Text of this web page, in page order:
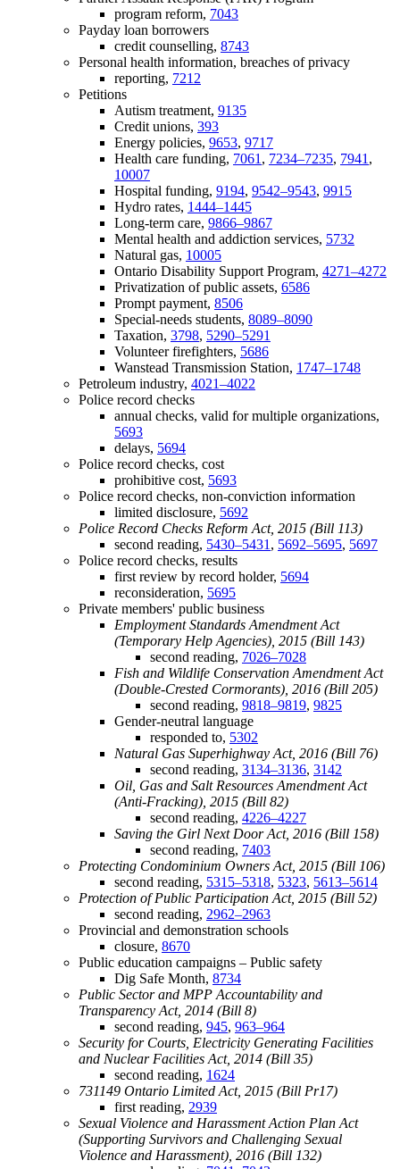
program reform, 7043
Payday loan borrowers
credit counselling, 8743
Personal health information, breaches of privacy
reporting, 7212
Petitions
Autism treatment, 9135
Credit unions, 393
Energy policies, 9653, 9717
Health care funding, 7061 , 7234–7235, 7941 ,
10007
Hospital funding, 9194, 9542–9543, 9915
Hydro rates, 1444–1445
Long-term care, 9866–9867
Mental health and addiction services, 5732
Natural gas, 10005
Ontario Disability Support Program, 4271–4272
Privatization of public assets, 6586
Prompt payment, 8506
Special-needs students, 8089–8090
Taxation, 3798, 5290–5291
Volunteer firefighters, 5686
Wanstead Transmission Station, 1747–1748
Petroleum industry, 4021–4022
Police record checks
annual checks, valid for multiple organizations,
5693
delays, 5694
Police record checks, cost
prohibitive cost, 5693
Police record checks, non-conviction information
limited disclosure, 5692
Police Record Checks Reform Act, 2015 (Bill 113)
second reading, 5430–5431 , 5692–5695, 5697
Police record checks, results
first review by record holder, 5694
reconsideration, 5695
Private members' public business
Employment Standards Amendment Act
(Temporary Help Agencies), 2015 (Bill 143)
second reading, 7026–7028
Fish and Wildlife Conservation Amendment Act
(Double-Crested Cormorants), 2016 (Bill 205)
second reading, 9818–9819, 9825
Gender-neutral language
responded to, 5302
Natural Gas Superhighway Act, 2016 (Bill 76)
second reading, 3134–3136, 3142
Oil, Gas and Salt Resources Amendment Act
(Anti-Fracking), 2015 (Bill 82)
second reading, 4226–4227
Saving the Girl Next Door Act, 2016 (Bill 158)
second reading, 7403
Protecting Condominium Owners Act, 2015 (Bill 106)
second reading, 5315–5318, 5323, 5613–5614
Protection of Public Participation Act, 2015 (Bill 52)
second reading, 2962–2963
Provincial and demonstration schools
closure, 8670
Public education campaigns – Public safety
Dig Safe Month, 8734
Public Sector and MPP Accountability and
Transparency Act, 2014 (Bill 8)
second reading, 945, 963–964
Security for Courts, Electricity Generating Facilities
and Nuclear Facilities Act, 2014 (Bill 35)
second reading, 1624
731149 Ontario Limited Act, 2015 (Bill Pr17)
first reading, 2939
Sexual Violence and Harassment Action Plan Act
(Supporting Survivors and Challenging Sexual
Violence and Harassment), 2016 (Bill 132)